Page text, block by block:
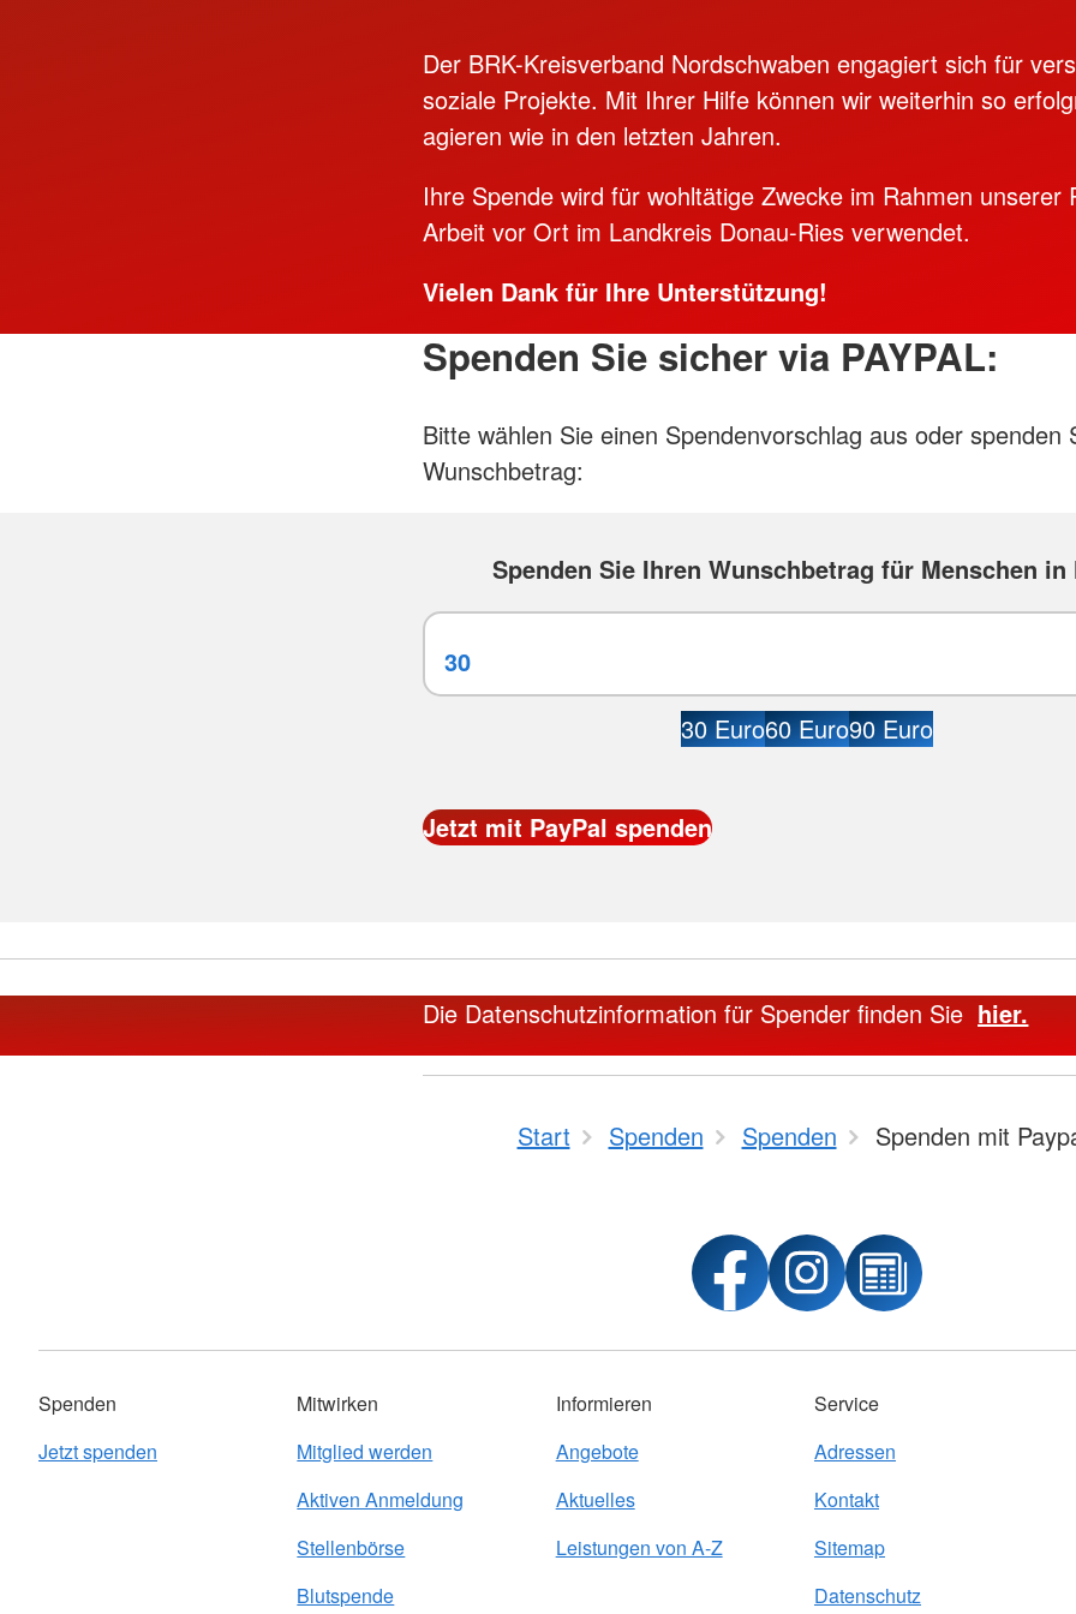
Der BRK-Kreisverband Nordschwaben engagiert sich für
soziale Projekte. Mit Ihrer Hilfe können wir weiterhin so
agieren wie in den letzten Jahren.
Ihre Spende wird für wohltätige Zwecke im Rahmen unserer
Arbeit vor Ort im Landkreis Donau-Ries verwendet.
Vielen Dank für Ihre Unterstützung!
Spenden Sie sicher via PAYPAL:
Bitte wählen Sie einen Spendenvorschlag aus oder spenden
Wunschbetrag:
Spenden Sie Ihren Wunschbetrag für Menschen in
30 Euro60 Euro90 Euro
Die Datenschutzinformation für Spender finden Sie hier.
Start Spenden Spenden Spenden mit
Spenden
Jetzt spenden
Mitwirken
Mitglied werden
Aktiven Anmeldung
Stellenbörse
Blutspende
Informieren
Angebote
Aktuelles
Leistungen von A-Z
Service
Adressen
Kontakt
Sitemap
Datenschutz